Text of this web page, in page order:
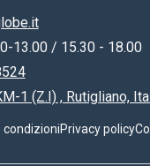
13.00 / 15.30 - 18.00
1 (Z.I) , Rutigliano,
condizioniPrivacy policy